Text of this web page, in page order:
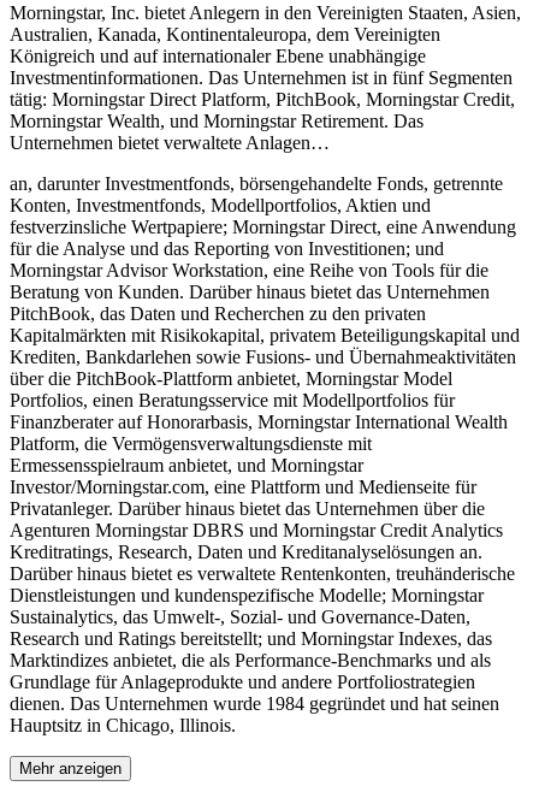
Morningstar, Inc. bietet Anlegern in den Vereinigten Staaten, Asien,
Australien, Kanada, Kontinentaleuropa, dem Vereinigten
Königreich und auf internationaler Ebene unabhängige
Investmentinformationen. Das Unternehmen ist in fünf Segmenten
tätig: Morningstar Direct Platform, PitchBook, Morningstar Credit,
Morningstar Wealth, und Morningstar Retirement. Das
Unternehmen bietet verwaltete Anlagen…
an, darunter Investmentfonds, börsengehandelte Fonds, getrennte
Konten, Investmentfonds, Modellportfolios, Aktien und
festverzinsliche Wertpapiere; Morningstar Direct, eine Anwendung
für die Analyse und das Reporting von Investitionen; und
Morningstar Advisor Workstation, eine Reihe von Tools für die
Beratung von Kunden. Darüber hinaus bietet das Unternehmen
PitchBook, das Daten und Recherchen zu den privaten
Kapitalmärkten mit Risikokapital, privatem Beteiligungskapital und
Krediten, Bankdarlehen sowie Fusions- und Übernahmeaktivitäten
über die PitchBook-Plattform anbietet, Morningstar Model
Portfolios, einen Beratungsservice mit Modellportfolios für
Finanzberater auf Honorarbasis, Morningstar International Wealth
Platform, die Vermögensverwaltungsdienste mit
Ermessensspielraum anbietet, und Morningstar
Investor/Morningstar.com, eine Plattform und Medienseite für
Privatanleger. Darüber hinaus bietet das Unternehmen über die
Agenturen Morningstar DBRS und Morningstar Credit Analytics
Kreditratings, Research, Daten und Kreditanalyselösungen an.
Darüber hinaus bietet es verwaltete Rentenkonten, treuhänderische
Dienstleistungen und kundenspezifische Modelle; Morningstar
Sustainalytics, das Umwelt-, Sozial- und Governance-Daten,
Research und Ratings bereitstellt; und Morningstar Indexes, das
Marktindizes anbietet, die als Performance-Benchmarks und als
Grundlage für Anlageprodukte und andere Portfoliostrategien
dienen. Das Unternehmen wurde 1984 gegründet und hat seinen
Hauptsitz in Chicago, Illinois.
Mehr anzeigen